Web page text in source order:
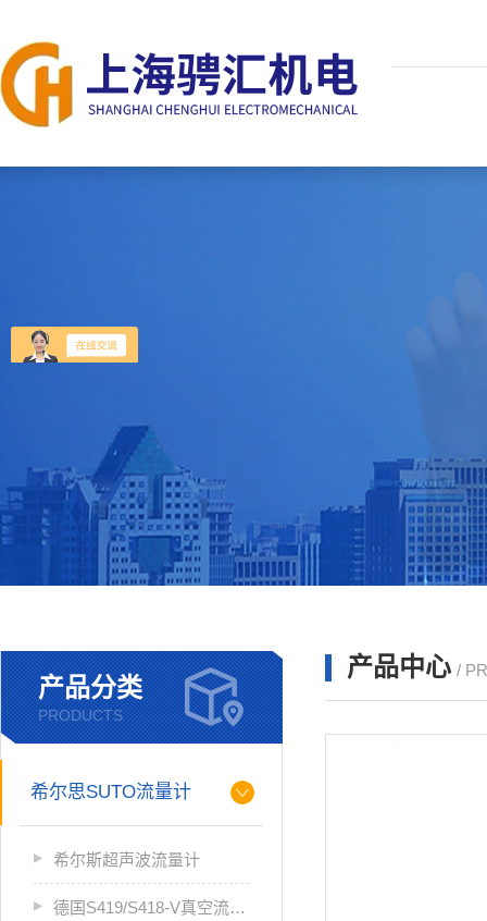
产品分类
PRODUCTS
希尔思SUTO流量计
希尔斯超声波流量计
德国S419/S418-V真空流量计
产品中心 /